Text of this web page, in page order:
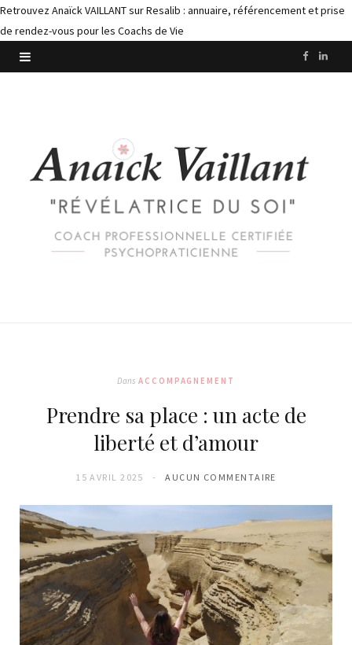
Retrouvez Anaïck VAILLANT sur Resalib : annuaire, référencement et prise
de rendez-vous pour les Coachs de Vie
F L
Dans ACCOMPAGNEMENT
Prendre sa place : un acte de
liberté et d’amour
15 AVRIL 2025 AUCUN COMMENTAIRE